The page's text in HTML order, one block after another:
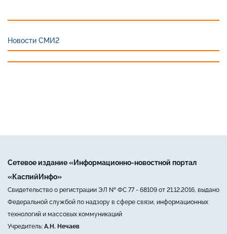
Новости СМИ2
Сетевое издание «Информационно-новостной портал
«КаспийИнфо»
Свидетельство о регистрации ЭЛ № ФС 77 - 68109 от 21.12.2016, выдано
Федеральной службой по надзору в сфере связи, информационных
технологий и массовых коммуникаций
Учредитель: А.Н. Нечаев